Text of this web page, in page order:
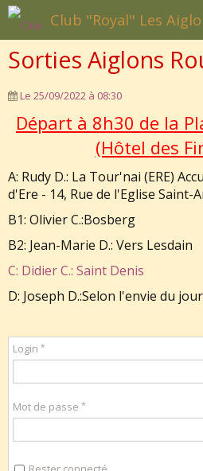
Club "Royal" Les
Page d'accueil
Agenda
Contact / Formulaires
Documents
Sorties Aiglons
Le 25/09/2022 à 08:30
Départ à 8h30 de la
(Hôtel des
A: Rudy D.: La Tour'nai (ERE)
d'Ere - 14, Rue de l'Eglise Saint-
B1: Olivier C.:Bosberg
B2: Jean-Marie D.: Vers Lesdain
C: Didier C.: Saint Denis
D: Joseph D.:Selon l'envie du jour
Login
Mot de passe